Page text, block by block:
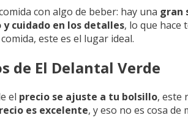
con algo de beber: hay una gran
y cuidado en los detalles, lo que hace
este es el lugar ideal.
de El Delantal Verde
el precio se ajuste a tu bolsillo, este
es excelente, y eso no es cosa